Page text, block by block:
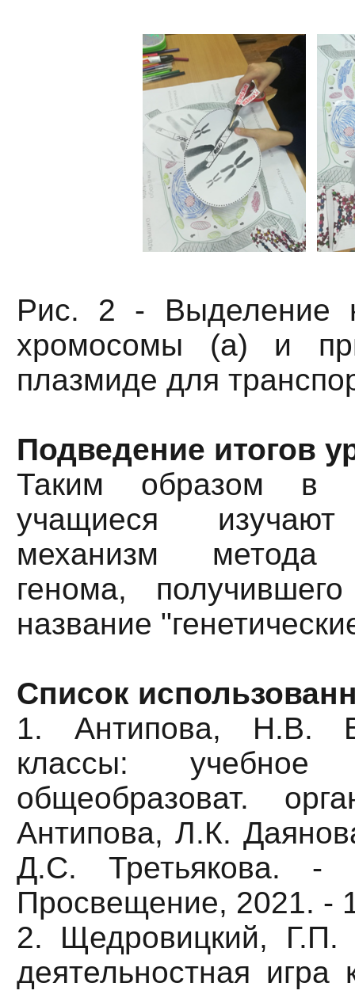
Рис. 2 - Выделение
хромосомы (а) и
плазмиде для
Подведение итогов
Таким образом в
учащиеся
механизм метода
генома,
название
Список
1. Антипова, Н.В.
классы:
общеобразоват.
Антипова, Л.К.
Д.С. Третьякова.
Просвещение, 2021. -
2. Щедровицкий, Г.П.
деятельностная